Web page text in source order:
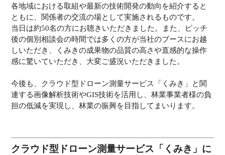
各地域における取組や最新の技術開発の動向を紹介すると
ともに、関係者の交流の場として実施されるものです。
当日は約50名の方にお聴きいただきました。また、ピッチ
後の個別相談会の時間では多くの方が当社のブースにお越
しいただき、くみきの成果物の品質の高さや直感的な操作
感に驚いていただき、大変ご盛況いただきました。
今後も、クラウド型ドローン測量サービス「くみき」と関
連する画像解析技術やGIS技術を活用し、林業事業者様の負
担の低減を実現し、林業の振興を目指してまいります。
クラウド型ドローン測量サービス「くみき」に